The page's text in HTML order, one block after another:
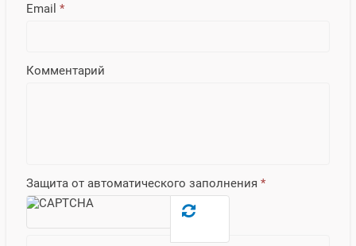
Email *
Комментарий
Защита от автоматического заполнения *